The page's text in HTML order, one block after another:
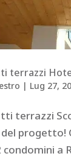
terrazzi
| Lug 27,
terrazzi
del
a